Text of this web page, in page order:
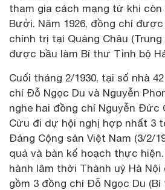
tham gia cách mạng từ khi
Bưởi. Năm 1926, đồng chí
chính trị tại Quảng Châu (Trung
được bầu làm Bí thư Tỉnh bộ
Cuối tháng 2/1930, tại số nhà
chí Đỗ Ngọc Du và Nguyễn
nghe hai đồng chí Nguyễn Đức
Cửu đi dự hội nghị hợp nhất 3
Đảng Cộng sản Việt Nam (3/2/
quả và bàn kế hoạch thực
hành lâm thời Thành uỷ Hà
gồm 3 đồng chí Đỗ Ngọc Du (Bí